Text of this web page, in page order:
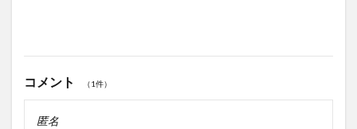
コメント （1件）
匿名